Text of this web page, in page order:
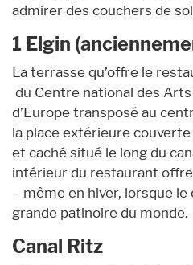
admirer des couchers de
1 Elgin
La terrasse qu’offre le
du Centre national des
d’Europe transposé au
la place extérieure
et caché situé le long du
intérieur du restaurant
– même en hiver, lorsque le
grande patinoire du monde.
Canal Ritz